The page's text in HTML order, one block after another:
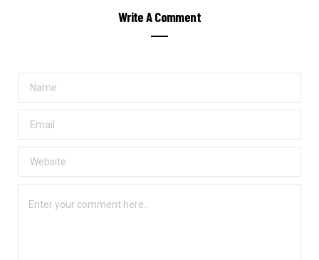
Write A Comment